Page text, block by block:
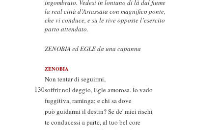
ingombrato. Vedesi in lontano di là dal fiume
la real città d’Artassata con magnifico ponte,
che vi conduce, e su le rive opposte l’esercito
parto attendato.
ZENOBIA ed EGLE da una capanna
ZENOBIA
Non tentar di seguirmi,
130soffrir nol deggio, Egle amorosa. Io vado
fuggitiva, raminga; e chi sa dove
può guidarmi il destin? Se de' miei rischi
te conducessi a parte, al tuo bel core